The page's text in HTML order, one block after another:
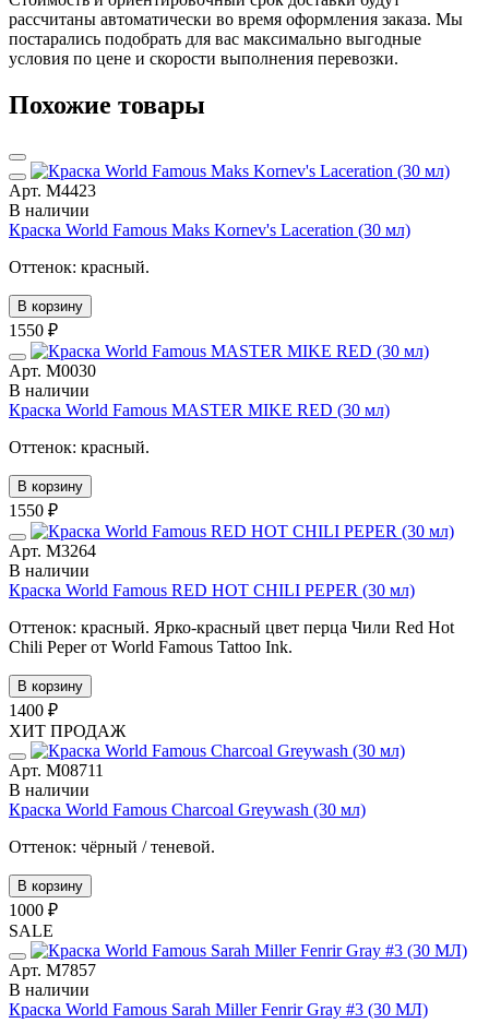
рассчитаны автоматически во время оформления заказа. Мы
постарались подобрать для вас максимально выгодные
условия по цене и скорости выполнения перевозки.
Похожие товары
Арт. М4423
В наличии
Краска World Famous Maks Kornev's Laceration (30 мл)
Оттенок: красный.
В корзину
1550 ₽
Арт. М0030
В наличии
Краска World Famous MASTER MIKE RED (30 мл)
Оттенок: красный.
В корзину
1550 ₽
Арт. М3264
В наличии
Краска World Famous RED HOT CHILI PEPER (30 мл)
Оттенок: красный. Ярко-красный цвет перца Чили Red Hot
Chili Peper от World Famous Tattoo Ink.
В корзину
1400 ₽
ХИТ ПРОДАЖ
Арт. М08711
В наличии
Краска World Famous Charcoal Greywash (30 мл)
Оттенок: чёрный / теневой.
В корзину
1000 ₽
SALE
Арт. М7857
В наличии
Краска World Famous Sarah Miller Fenrir Gray #3 (30 МЛ)